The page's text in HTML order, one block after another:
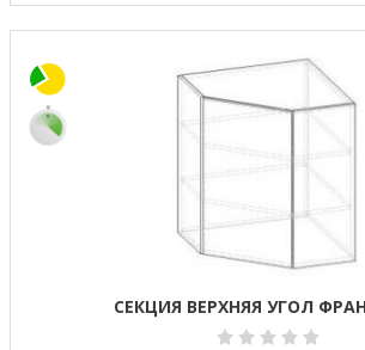
СЕКЦИЯ ВЕРХНЯЯ УГОЛ